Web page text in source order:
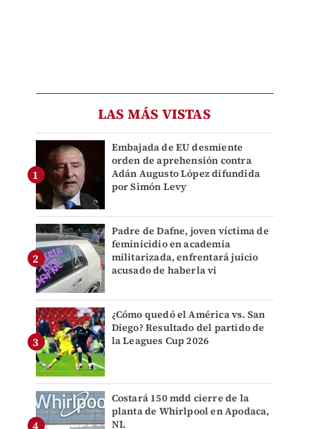
LAS MÁS VISTAS
Embajada de EU desmiente
orden de aprehensión contra
Adán Augusto López difundida
por Simón Levy
Padre de Dafne, joven víctima de
feminicidio en academia
militarizada, enfrentará juicio
acusado de haberla vi
¿Cómo quedó el América vs. San
Diego? Resultado del partido de
la Leagues Cup 2026
Costará 150 mdd cierre de la
planta de Whirlpool en Apodaca,
NL